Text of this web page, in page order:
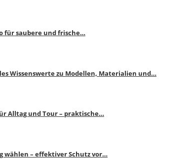
für saubere und frische…
Wissenswerte zu Modellen, Materialien und…
Alltag und Tour – praktische…
wählen – effektiver Schutz vor…